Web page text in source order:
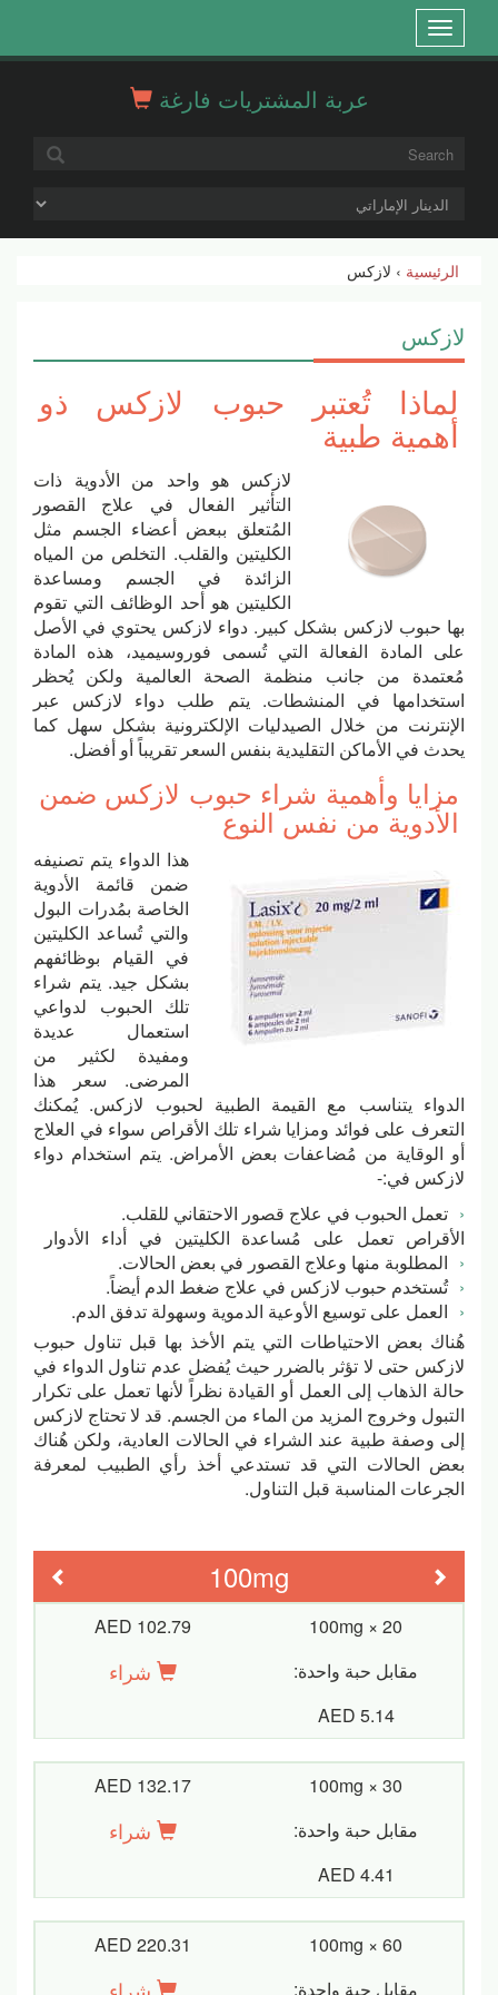
عربة المشتريات فارغة
Open
menu
الرئيسية › لازكس
لازكس
لماذا تُعتبر حبوب لازكس ذو
أهمية طبية
لازكس هو واحد من الأدوية ذات
التأثير الفعال في علاج القصور
المُتعلق ببعض أعضاء الجسم مثل
الكليتين والقلب. التخلص من المياه
الزائدة في الجسم ومساعدة
الكليتين هو أحد الوظائف التي تقوم
بها حبوب لازكس بشكل كبير. دواء لازكس يحتوي في الأصل
على المادة الفعالة التي تُسمى فوروسيميد، هذه المادة
مُعتمدة من جانب منظمة الصحة العالمية ولكن يُحظر
استخدامها في المنشطات. يتم طلب دواء لازكس عبر
الإنترنت من خلال الصيدليات الإلكترونية بشكل سهل كما
يحدث في الأماكن التقليدية بنفس السعر تقريباً أو أفضل.
مزايا وأهمية شراء حبوب لازكس ضمن
الأدوية من نفس النوع
هذا الدواء يتم تصنيفه
ضمن قائمة الأدوية
الخاصة بمُدرات البول
والتي تُساعد الكليتين
في القيام بوظائفهم
بشكل جيد. يتم شراء
تلك الحبوب لدواعي
استعمال عديدة
ومفيدة لكثير من
المرضى. سعر هذا
الدواء يتناسب مع القيمة الطبية لحبوب لازكس. يُمكنك
التعرف على فوائد ومزايا شراء تلك الأقراص سواء في العلاج
أو الوقاية من مُضاعفات بعض الأمراض. يتم استخدام دواء
لازكس في:-
تعمل الحبوب في علاج قصور الاحتقاني للقلب.
الأقراص تعمل على مُساعدة الكليتين في أداء الأدوار
المطلوبة منها وعلاج القصور في بعض الحالات.
تُستخدم حبوب لازكس في علاج ضغط الدم أيضاً.
العمل على توسيع الأوعية الدموية وسهولة تدفق الدم.
هُناك بعض الاحتياطات التي يتم الأخذ بها قبل تناول حبوب
لازكس حتى لا تؤثر بالضرر حيث يُفضل عدم تناول الدواء في
حالة الذهاب إلى العمل أو القيادة نظراً لأنها تعمل على تكرار
التبول وخروج المزيد من الماء من الجسم. قد لا تحتاج لازكس
إلى وصفة طبية عند الشراء في الحالات العادية، ولكن هُناك
بعض الحالات التي قد تستدعي أخذ رأي الطبيب لمعرفة
الجرعات المناسبة قبل التناول.
100mg
AED 102.79 100mg × 20
شراء
مقابل حبة واحدة:
AED 5.14
AED 132.17 100mg × 30
شراء
مقابل حبة واحدة:
AED 4.41
AED 220.31 100mg × 60
مقابل حبة واحدة: